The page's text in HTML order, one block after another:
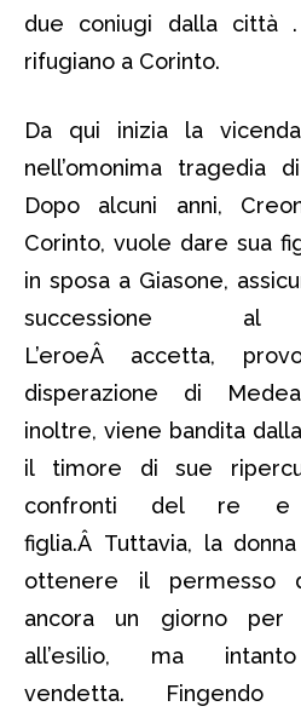
due coniugi dalla città
rifugiano a Corinto.
Da qui inizia la
nell’omonima tragedia
Dopo alcuni anni,
Corinto, vuole dare sua
in sposa a Giasone,
successione al
L’eroeÂ accetta,
disperazione di
inoltre, viene bandita
il timore di sue
confronti del re
figlia.Â Tuttavia, la
ottenere il permesso
ancora un giorno per
all’esilio, ma
vendetta.